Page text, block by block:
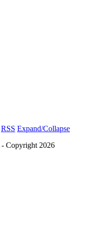
RSS Expand/Collapse
- Copyright 2026